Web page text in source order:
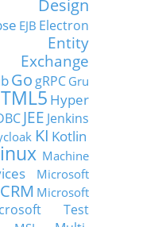
Design
EJB Electron
Entity
Exchange
Go gRPC Gru
Hyper
JEE Jenkins
KI Kotlin
Machine
Microsoft
Microsoft
Test